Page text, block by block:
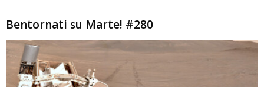
Bentornati su Marte! #280